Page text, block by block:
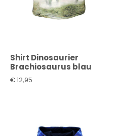
Shirt Dinosaurier
Brachiosaurus blau
€12,95